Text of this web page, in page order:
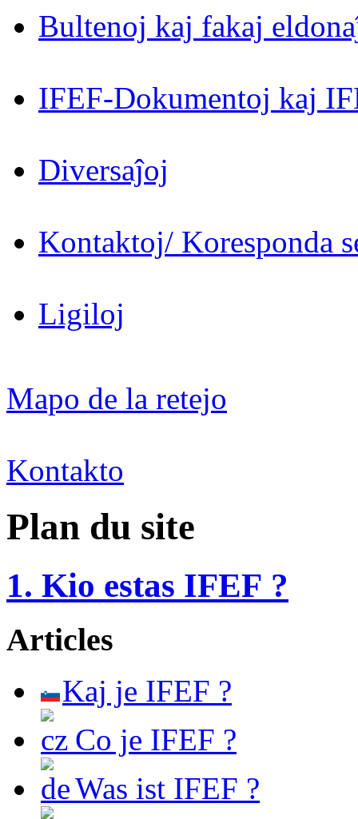
Bultenoj kaj fakaj
IFEF-Dokumentoj kaj
Diversaĵoj
Kontaktoj/ Koresponda
Ligiloj
Mapo de la retejo
Kontakto
Plan du site
1. Kio estas IFEF ?
Articles
Kaj je IFEF ?
Co je IFEF ?
Was ist IFEF ?